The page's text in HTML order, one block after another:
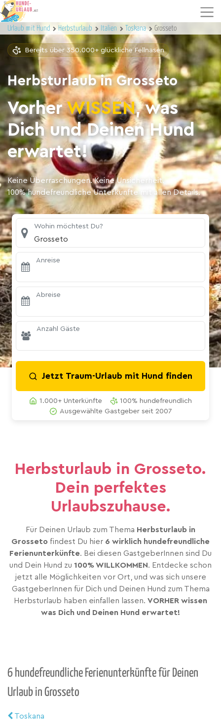
Urlaub mit Hund Herbsturlaub Italien Toskana Grosseto
Bereits über 350.000+ glückliche Fellnasen
Herbsturlaub in Grosseto
VorherWISSEN, was
Dich und Deinen Hund
erwartet!
Keine Überraschungen. Keine Unsicherheit.
100% hundefreundliche Unterkünfte mit allen Details.
Wohin möchtest Du?
Grosseto
Anreise
Abreise
Anzahl Gäste
Jetzt Traum-Urlaub mit Hund finden
1.000+ Unterkünfte
100% hundefreundlich
Ausgewählte Gastgeber seit 2007
Herbsturlaub in Grosseto.
Dein perfektes
Urlaubszuhause.
Für Deinen Urlaub zum Thema Herbsturlaub in
Grosseto findest Du hier 6 wirklich hundefreundliche
Ferienunterkünfte. Bei diesen GastgeberInnen sind Du
und Dein Hund zu 100% WILLKOMMEN. Entdecke schon
jetzt alle Möglichkeiten vor Ort, und was sich unsere
GastgeberInnen für Dich und Deinen Hund zum Thema
Herbsturlaub haben einfallen lassen. VORHER wissen
was Dich und Deinen Hund erwartet!
6 hundefreundliche Ferienunterkünfte für Deinen
Urlaub in Grosseto
Toskana